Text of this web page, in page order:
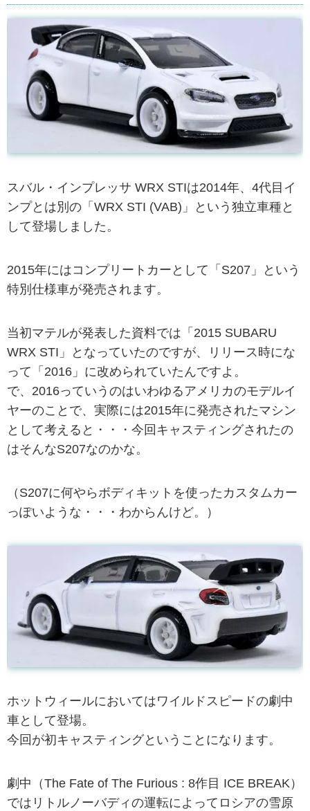
スバル・インプレッサ WRX STIは2014年、4代目イ
ンプとは別の「WRX STI (VAB)」という独立車種と
して登場しました。
2015年にはコンプリートカーとして「S207」という
特別仕様車が発売されます。
当初マテルが発表した資料では「2015 SUBARU
WRX STI」となっていたのですが、リリース時にな
って「2016」に改められていたんですよ。
で、2016っていうのはいわゆるアメリカのモデルイ
ヤーのことで、実際には2015年に発売されたマシン
として考えると・・・今回キャスティングされたの
はそんなS207なのかな。
（S207に何やらボディキットを使ったカスタムカー
っぽいような・・・わからんけど。）
ホットウィールにおいてはワイルドスピードの劇中
車として登場。
今回が初キャスティングということになります。
劇中（The Fate of The Furious : 8作目 ICE BREAK）
ではリトルノーバディの運転によってロシアの雪原